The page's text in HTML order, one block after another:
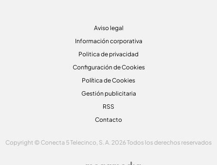
Aviso legal
Información corporativa
Politica de privacidad
Configuración de Cookies
Política de Cookies
Gestión publicitaria
RSS
Contacto
Copyright © Conecta 5 Telecinco, S. A. 2026 Todos los derechos reservados